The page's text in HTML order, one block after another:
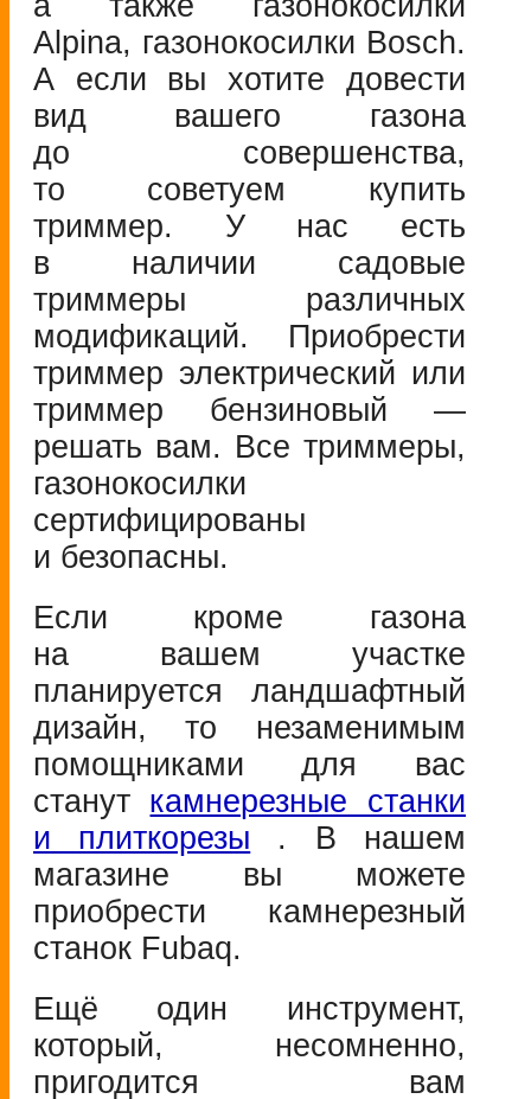
Alpina, газонокосилки Bosch.
А если вы хотите довести
вид вашего газона
до совершенства,
то советуем купить
триммер. У нас есть
в наличии садовые
триммеры различных
модификаций. Приобрести
триммер электрический или
триммер бензиновый —
решать вам. Все триммеры,
газонокосилки
сертифицированы
и безопасны.
Если кроме газона
на вашем участке
планируется ландшафтный
дизайн, то незаменимым
помощниками для вас
станут камнерезные станки
и плиткорезы . В нашем
магазине вы можете
приобрести камнерезный
станок Fubaq.
Ещё один инструмент,
который, несомненно,
пригодится вам